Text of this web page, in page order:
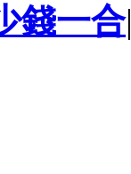
錢一合